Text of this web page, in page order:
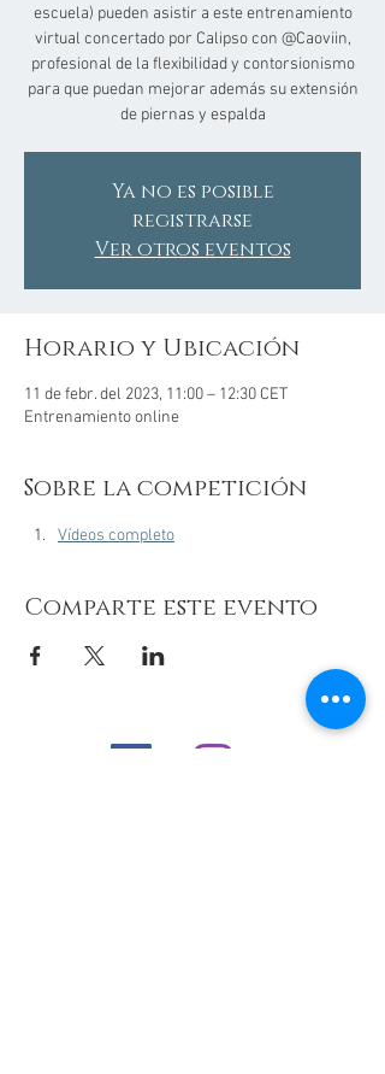
escuela) pueden asistir a este entrenamiento
virtual concertado por Calipso con @Caoviin,
profesional de la flexibilidad y contorsionismo
para que puedan mejorar además su extensión
de piernas y espalda
Ya no es posible
registrarse
Ver otros eventos
Horario y Ubicación
11 de febr. del 2023, 11:00 – 12:30 CET
Entrenamiento online
Sobre la competición
Vídeos completo
Comparte este evento